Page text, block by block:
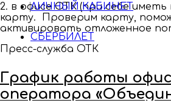
ЛИЧНЫЙ КАБИНЕТ
СБЕРБИЛЕТ
2. в офисе ОТК (при себе
карту. Проверим карту,
активировать отложенное
Пресс-служба ОТК
График работы
оператора